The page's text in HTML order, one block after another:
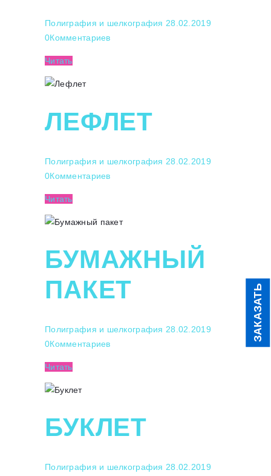
Полиграфия и шелкография 28.02.2019
0Комментариев
Читать
ЛЕФЛЕТ
Полиграфия и шелкография 28.02.2019
0Комментариев
Читать
БУМАЖНЫЙ
ПАКЕТ
Полиграфия и шелкография 28.02.2019
0Комментариев
Читать
БУКЛЕТ
Полиграфия и шелкография 28.02.2019
ЗАКАЗАТЬ